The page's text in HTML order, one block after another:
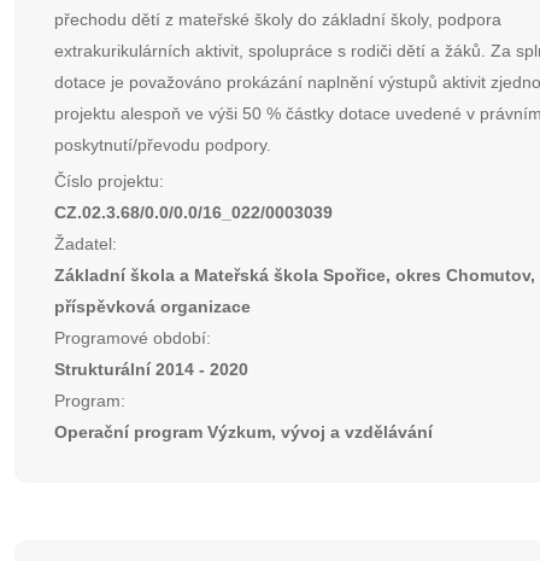
přechodu dětí z mateřské školy do základní školy, podpora
extrakurikulárních aktivit, spolupráce s rodiči dětí a žáků. Za
dotace je považováno prokázání naplnění výstupů aktivit
projektu alespoň ve výši 50 % částky dotace uvedené v
poskytnutí/převodu podpory.
Číslo projektu:
CZ.02.3.68/0.0/0.0/16_022/0003039
Žadatel:
Základní škola a Mateřská škola Spořice, okres Chomutov,
příspěvková organizace
Programové období:
Strukturální 2014 - 2020
Program:
Operační program Výzkum, vývoj a vzdělávání